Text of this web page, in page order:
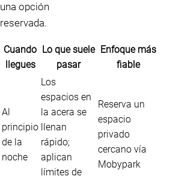
una opción
reservada.
Cuando
llegues
Lo que suele
pasar
Enfoque más
fiable
Al
principio
de la
noche
Los
espacios en
la acera se
llenan
rápido;
aplican
límites de
Reserva un
espacio
privado
cercano vía
Mobypark